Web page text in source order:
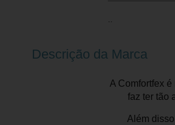
..
Descrição da Marca
A Comfortfex
faz ter tão
Além